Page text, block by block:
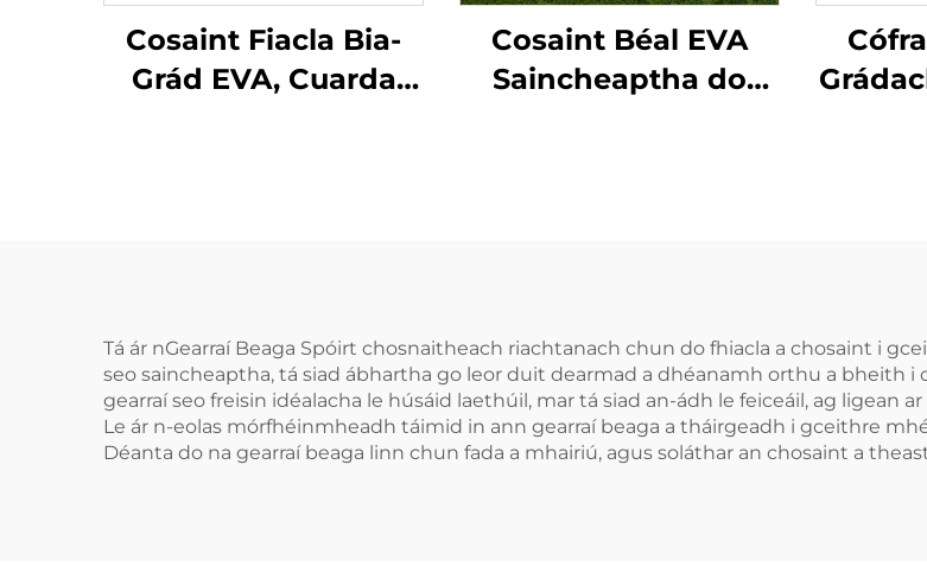
Cosaint Fiacla Bia-
Grád EVA, Cuarda
Cosaint Béal EVA
Saincheaptha do
Chnaipíocht Fiacla
an
Tá ár nGearraí Beaga Spóirt chosnaitheach riachtanach chun do fhiacla a chosaint i
seo saincheaptha, tá siad ábhartha go leor duit dearmad a dhéanamh orthu a bheith i
gearraí seo freisin idéalacha le húsáid laethúil, mar tá siad an-ádh le feiceáil, ag ligean
Le ár n-eolas mórfhéinmheadh táimid in ann gearraí beaga a tháirgeadh i gceithre
Déanta do na gearraí beaga linn chun fada a mhairiú, agus soláthar an chosaint a